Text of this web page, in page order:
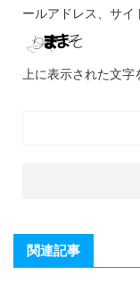
ールアドレス、サイ
上に表示された文字
関連記事